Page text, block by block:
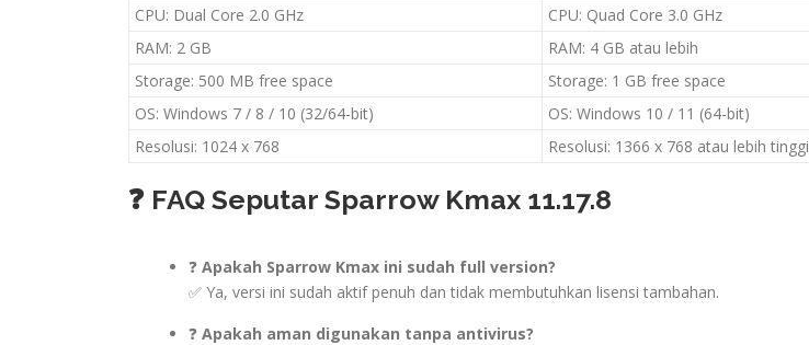
CPU: Dual Core 2.0 GHz
CPU: Quad Core 3.0 GHz
RAM: 2 GB
RAM: 4 GB atau lebih
Storage: 500 MB free space
Storage: 1 GB free space
OS: Windows 7 / 8 / 10 (32/64-bit)
OS: Windows 10 / 11 (64-bit)
Resolusi: 1024 x 768
Resolusi: 1366 x 768 atau lebih tinggi
❓ FAQ Seputar Sparrow Kmax 11.17.8
❓ Apakah Sparrow Kmax ini sudah full version?
✅ Ya, versi ini sudah aktif penuh dan tidak membutuhkan lisensi tambahan.
❓ Apakah aman digunakan tanpa antivirus?